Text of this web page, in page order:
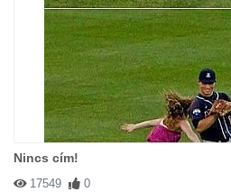
Nincs cím!
17549 0